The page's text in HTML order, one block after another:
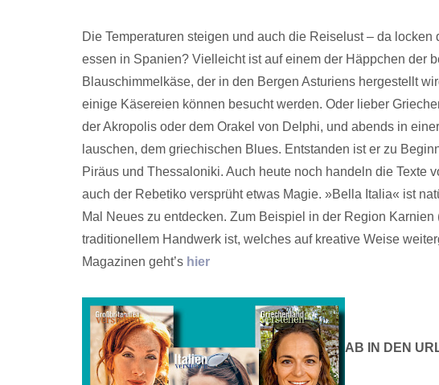
Die Temperaturen steigen und auch die Reiselust – da
essen in Spanien? Vielleicht ist auf einem der Häppchen der
Blauschimmelkäse, der in den Bergen Asturiens hergestellt
einige Käsereien können besucht werden. Oder lieber
der Akropolis oder dem Orakel von Delphi, und abends in
lauschen, dem griechischen Blues. Entstanden ist er zu
Piräus und Thessaloniki. Auch heute noch handeln die Texte
auch der Rebetiko versprüht etwas Magie. »Bella Italia« ist
Mal Neues zu entdecken. Zum Beispiel in der Region
traditionellem Handwerk ist, welches auf kreative Weise
Magazinen geht’s hier
AB IN DEN